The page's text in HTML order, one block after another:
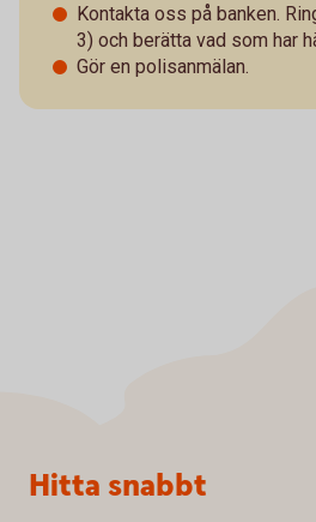
Kontakta oss på banken.
3) och berätta vad som har
Gör en polisanmälan.
Sidfot
Hitta snabbt